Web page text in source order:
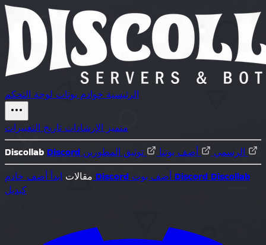
الرئيسية خوادم بوتات لوحة التحكم
متميز الإرشادات تاريخ التغييرات
Discollab
Discord الرسمي أضف بوتنا
مقالات ابدأ أضف خادم Discord أضف بوت Discord Discollab
كبديل